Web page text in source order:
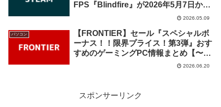
FPS『Blindfire』が2026年5月7日から
2026.05.09
パソコン
【FRONTIER】セール『スペシャルボ
ーナス！！限界プライス！第3弾』おす
すめのゲーミングPC情報まとめ【〜6
2026.06.20
スポンサーリンク